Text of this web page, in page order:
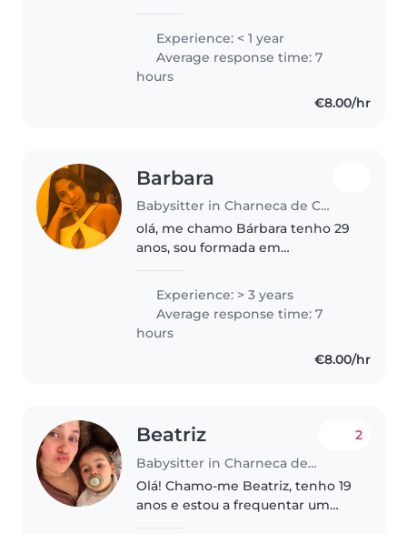
atualmente num centro de
estudos na parte da tarde.
Gosto..
Experience: < 1 year
Average response time: 7
hours
€8.00/hr
Barbara
Babysitter in Charneca de Caparica
olá, me chamo Bárbara tenho 29
anos, sou formada em
tenho uma filha de 8 anos que
nesse momento estar no Brasil.
Já cuidei de criança durante
Experience: > 3 years
Average response time: 7
hours
€8.00/hr
Beatriz
Babysitter in Charneca de Caparica
2
Olá! Chamo-me Beatriz, tenho 19
anos e estou a frequentar um